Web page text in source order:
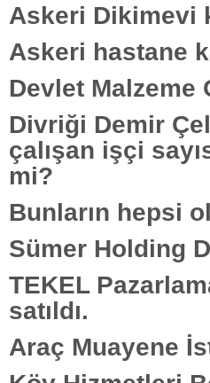
Askeri Dikimevi
Askeri hastane
Devlet Malzeme
Divriği Demir
çalışan işçi
mi?
Bunların hepsi
Sümer Holding
TEKEL
satıldı.
Araç Muayene